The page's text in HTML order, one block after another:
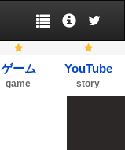
ゲーム
game
YouTube
story